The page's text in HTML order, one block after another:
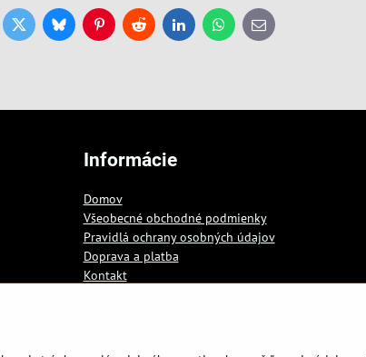
TwitterBlueskyPinterestRedditLinkedInWhatsApp
E-
mail
Informácie
Domov
Všeobecné obchodné podmienky
Pravidlá ochrany osobných údajov
Doprava a platba
Kontakt